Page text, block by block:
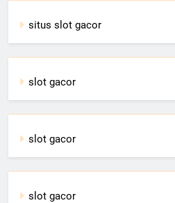
situs slot gacor
slot gacor
slot gacor
slot gacor